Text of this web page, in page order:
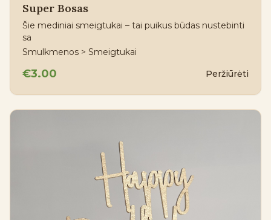
Super Bosas
Šie mediniai smeigtukai – tai puikus būdas nustebinti
sa
Smulkmenos > Smeigtukai
€3.00 Peržiūrėti